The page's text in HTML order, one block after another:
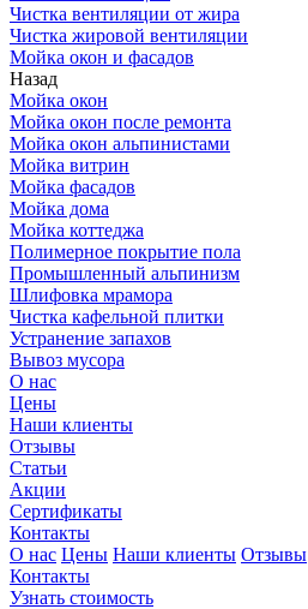
Чистка вентиляции от жира
Чистка жировой вентиляции
Мойка окон и фасадов
Назад
Мойка окон
Мойка окон после ремонта
Мойка окон альпинистами
Мойка витрин
Мойка фасадов
Мойка дома
Мойка коттеджа
Полимерное покрытие пола
Промышленный альпинизм
Шлифовка мрамора
Чистка кафельной плитки
Устранение запахов
Вывоз мусора
О нас
Цены
Наши клиенты
Отзывы
Статьи
Акции
Сертификаты
Контакты
О нас Цены Наши клиенты Отзывы
Контакты
Узнать стоимость